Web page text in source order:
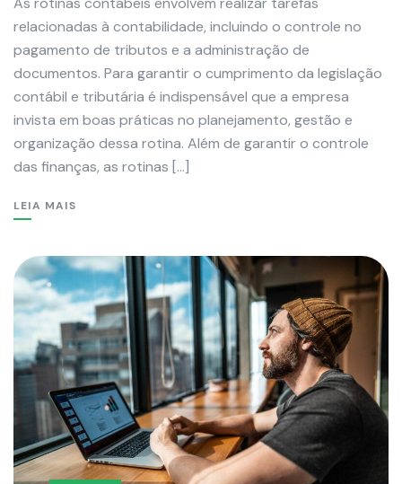
relacionadas à contabilidade, incluindo o controle no
pagamento de tributos e a administração de
documentos. Para garantir o cumprimento da legislação
contábil e tributária é indispensável que a empresa
invista em boas práticas no planejamento, gestão e
organização dessa rotina. Além de garantir o controle
das finanças, as rotinas […]
LEIA MAIS